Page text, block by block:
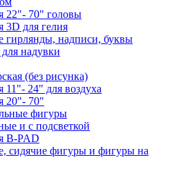
22"- 70" головы
3D для гелия
гирлянды, надписи, буквы
надувки
(без рисунка)
11"- 24" для воздуха
20"- 70"
фигуры
и с подсветкой
B-PAD
сидячие фигуры и фигуры на